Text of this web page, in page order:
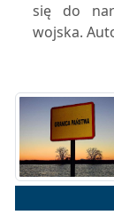
się do
wojska.